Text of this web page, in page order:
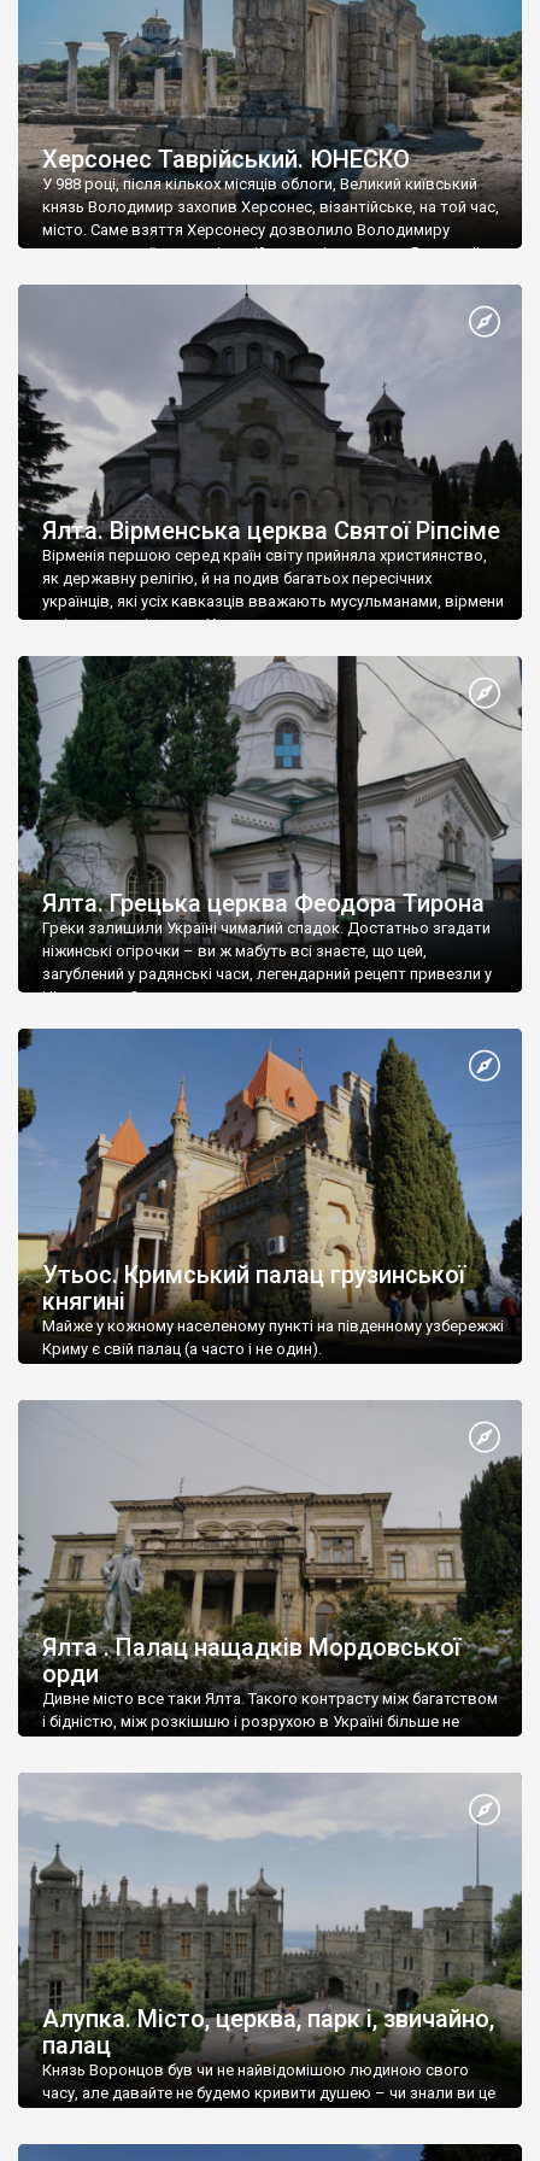
Херсонес Таврійський. ЮНЕСКО
У 988 році, після кількох місяців облоги, Великий київський
князь Володимир захопив Херсонес, візантійське, на той час,
місто. Саме взяття Херсонесу дозволило Володимиру
диктувати свої умови візантійському імператору Василю ІІ, та
Херсонесі Володимир-язичник, став Василем-християнином.
А потім було Хрещення Русі. На честь Херсонесу Таврійського
Ялта. Вірменська церква Святої Ріпсіме
Вірменія першою серед країн світу прийняла християнство,
як державну релігію, й на подив багатьох пересічних
українців, які усіх кавказців вважають мусульманами, вірмени
є відданими вірянами Христа
Ялта. Грецька церква Феодора Тирона
Греки залишили Україні чималий спадок. Достатньо згадати
ніжинські огірочки – ви ж мабуть всі знаєте, що цей,
загублений у радянські часи, легендарний рецепт привезли у
Ніжин греки?
Утьос. Кримський палац грузинської
княгині
Майже у кожному населеному пункті на південному узбережжі
Криму є свій палац (а часто і не один).
Ялта . Палац нащадків Мордовської
орди
Дивне місто все таки Ялта. Такого контрасту між багатством
і бідністю, між розкішшю і розрухою в Україні більше не
Алупка. Місто, церква, парк і, звичайно,
палац
Князь Воронцов був чи не найвідомішою людиною свого
часу, але давайте не будемо кривити душею – чи знали ви це